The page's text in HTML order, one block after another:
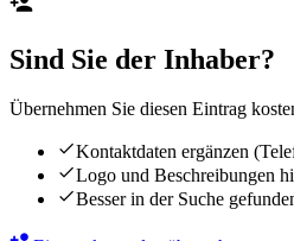
Sind Sie der Inhaber?
Übernehmen Sie diesen Eintrag
Kontaktdaten ergänzen
Logo und Beschreibungen
Besser in der Suche